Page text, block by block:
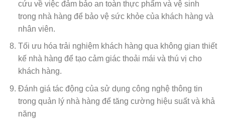
cứu về việc đảm bảo an toàn thực phẩm và vệ sinh
trong nhà hàng để bảo vệ sức khỏe của khách hàng và
nhân viên.
Tối ưu hóa trải nghiệm khách hàng qua không gian thiết
kế nhà hàng để tạo cảm giác thoải mái và thú vị cho
khách hàng.
Đánh giá tác động của sử dụng công nghệ thông tin
trong quản lý nhà hàng để tăng cường hiệu suất và khả
năng